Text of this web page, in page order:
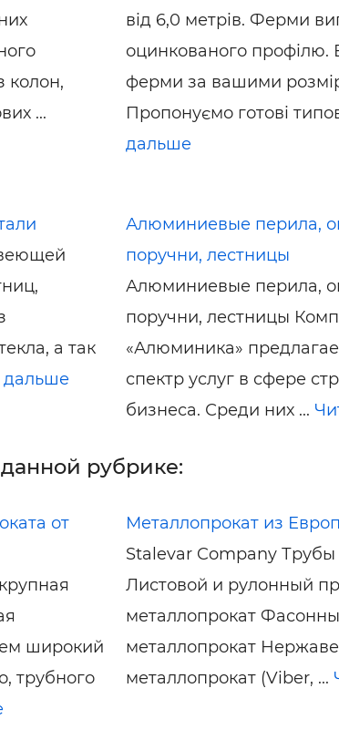
колон,
...
від 6,0 метрів. Ферми
оцинкованого профілю.
ферми за вашими
Пропонуємо готові
дальше
а так
дальше
Алюминиевые перила,
поручни, лестницы
Алюминиевые перила,
поручни, лестницы
«Алюминика»
спектр услуг в сфере
бизнеса. Среди них ...
рубрике:
от
широкий
трубного
Металлопрокат из
Stalevar Company
Листовой и рулонный
металлопрокат
металлопрокат
металлопрокат (Viber, ...